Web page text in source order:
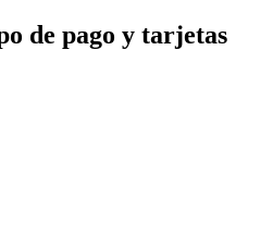
de pago y tarjetas